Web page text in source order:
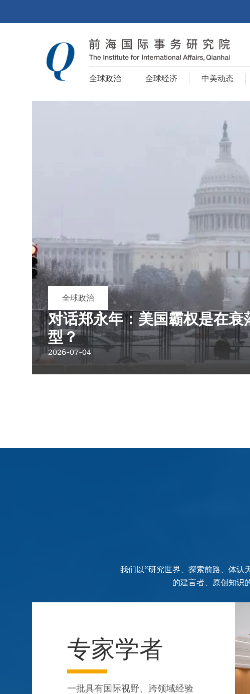
全球政治 全球经济 中美动态
全球政治
对话郑永年：美国霸权是在
型？
2026-07-04
我们以“研究世界、探索前路、体认
的建言者、原创知识
专家学者
一批具有国际视野、跨领域经验